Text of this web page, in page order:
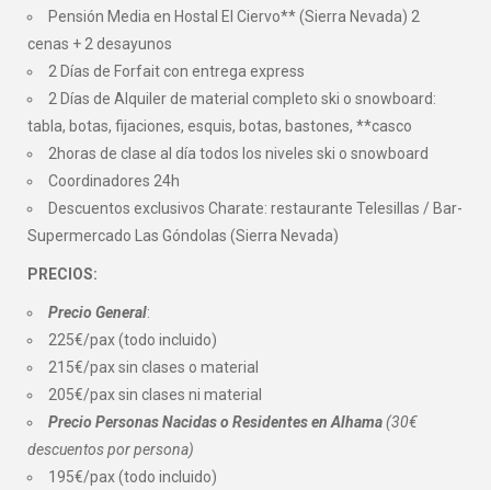
Pensión Media en Hostal El Ciervo** (Sierra Nevada) 2
cenas + 2 desayunos
2 Días de Forfait con entrega express
2 Días de Alquiler de material completo ski o snowboard:
tabla, botas, fijaciones, esquis, botas, bastones, **casco
2horas de clase al día todos los niveles ski o snowboard
Coordinadores 24h
Descuentos exclusivos Charate: restaurante Telesillas / Bar-
Supermercado Las Góndolas (Sierra Nevada)
PRECIOS:
Precio General:
225€/pax (todo incluido)
215€/pax sin clases o material
205€/pax sin clases ni material
Precio Personas Nacidas o Residentes en Alhama(30€
descuentos por persona)
195€/pax (todo incluido)